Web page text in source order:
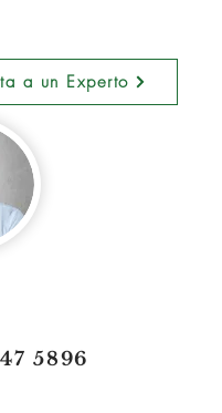
a un Experto
5896